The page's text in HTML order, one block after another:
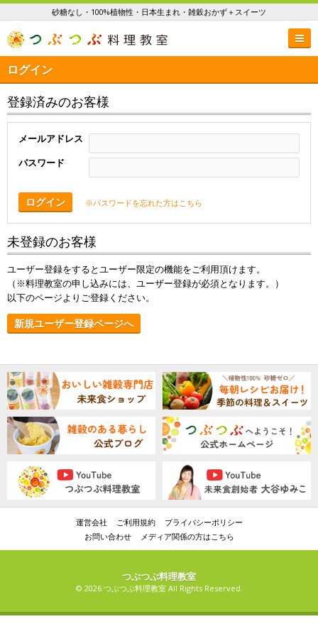
砂糖なし・100%植物性・日本生まれ・雑穀おかず＋スイーツ
ログイン
登録済みのお客様
メールアドレス
パスワード
ログイン ※パスワードを忘れた方はこちら
未登録のお客様
ユーザー登録をするとユーザー限定の機能をご利用頂けます。
（※料理教室の申し込みには、ユーザー登録が必須となります。）
以下のページよりご登録ください。
新規ユーザー登録ページへ
運営会社 ご利用規約
プライバシーポリシー
お問い合わせ
メディア関係の方はこちら
つぶつぶ料理教室
© 2026 つぶつぶ料理教室 All Rights Reserved.